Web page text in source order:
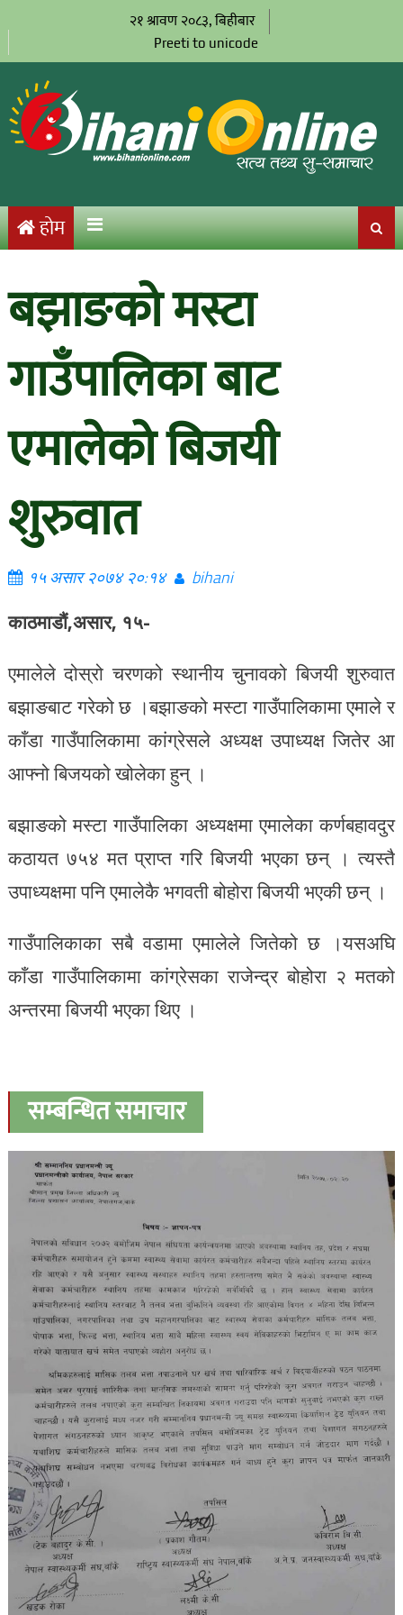
२१ श्रावण २०८३, बिहीबार
Preeti to unicode
होम
बझाङको मस्टा
गाउँपालिका बाट
एमालेको बिजयी
शुरुवात
१५ असार २०७४ २०:१४ bihani
काठमाडौं,असार, १५-
एमालेले दोस्रो चरणको स्थानीय चुनावको बिजयी शुरुवात
बझाङबाट गरेको छ ।बझाङको मस्टा गाउँपालिकामा एमाले र
काँडा गाउँपालिकामा कांग्रेसले अध्यक्ष उपाध्यक्ष जितेर आ
आफ्नो बिजयको खोलेका हुन् ।
बझाङको मस्टा गाउँपालिका अध्यक्षमा एमालेका कर्णबहावदुर
कठायत ७५४ मत प्राप्त गरि बिजयी भएका छन् । त्यस्तै
उपाध्यक्षमा पनि एमालेकै भगवती बोहोरा बिजयी भएकी छन् ।
गाउँपालिकाका सबै वडामा एमालेले जितेको छ ।यसअघि
काँडा गाउँपालिकामा कांग्रेसका राजेन्द्र बोहोरा २ मतको
अन्तरमा बिजयी भएका थिए ।
सम्बन्धित समाचार